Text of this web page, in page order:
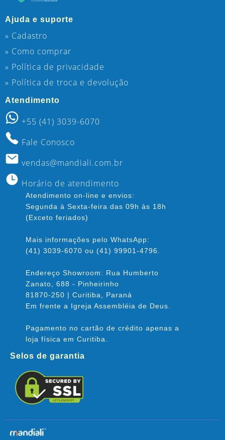
Ajuda e suporte
» Cadastro
» Como comprar
» Política de privacidade
» Política de troca e devolução
Atendimento
+55 (41) 3039-6070
Fale Conosco
vendas@mandiali.com.br
Horário de atendimento
Atendimento on-line e envios:
Segunda à Sexta-feira das 09h às 18h
(Exceto feriados)
Mais informações pelo WhatsApp:
(41) 3039-6070 ou (41) 99901-4796.
Endereço Showroom: Rua Humberto
Zanato, 688 - Pinheirinho
81870-250 | Curitiba, Paraná
Em frente a Igreja Assembléia de Deus.
Pagamento no cartão de crédito apenas a
loja física em Curitiba.
Selos de garantia